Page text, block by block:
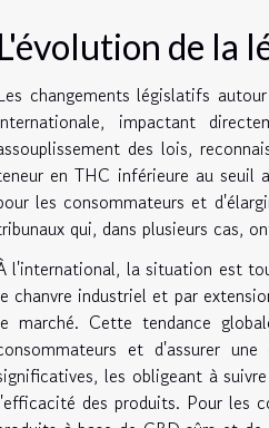
L'évolution de la
changements législatifs
impactant
des lois,
en THC inférieure au seuil
les consommateurs et
qui, dans plusieurs cas,
l'international, la situation est
chanvre industriel et par
marché. Cette tendance
et d'assurer
les obligeant à
des produits. Pour les